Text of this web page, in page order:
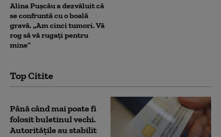
Alina Pușcău a dezvăluit că
se confruntă cu o boală
gravă. „Am cinci tumori. Vă
rog să vă rugați pentru
mine”
Top Citite
Până când mai poate fi
folosit buletinul vechi.
Autoritățile au stabilit